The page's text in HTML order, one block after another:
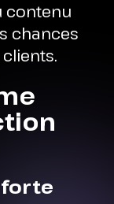
contenu
chances